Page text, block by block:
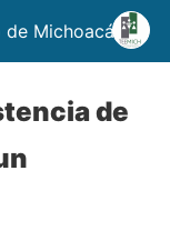
de Michoacán
de